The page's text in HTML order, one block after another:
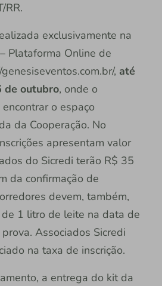
RR.
exclusivamente na
Plataforma Online de
, até
de outubro, onde o
o espaço
da Cooperação. No
apresentam valor
do Sicredi terão R$ 35
da confirmação de
devem, também,
1 litro de leite na data de
Associados Sicredi
na taxa de inscrição.
a entrega do kit da